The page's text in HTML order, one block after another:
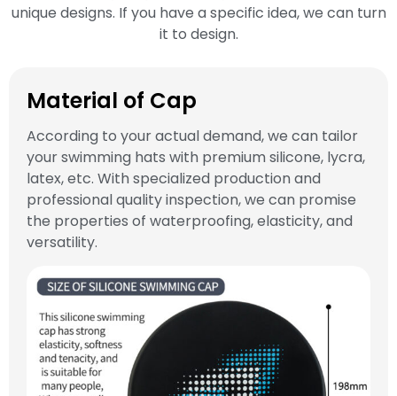
unique designs. If you have a specific idea, we can turn
it to design.
Material of Cap
According to your actual demand, we can tailor
your swimming hats with premium silicone, lycra,
latex, etc. With specialized production and
professional quality inspection, we can promise
the properties of waterproofing, elasticity, and
versatility.